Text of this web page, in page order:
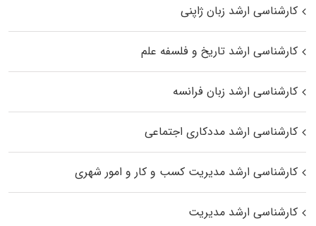
کارشناسی ارشد زبان ژاپنی
کارشناسی ارشد تاریخ و فلسفه علم
کارشناسی ارشد زبان فرانسه
کارشناسی ارشد مددکاری اجتماعی
کارشناسی ارشد مدیریت کسب و کار و امور شهری
کارشناسی ارشد مدیریت